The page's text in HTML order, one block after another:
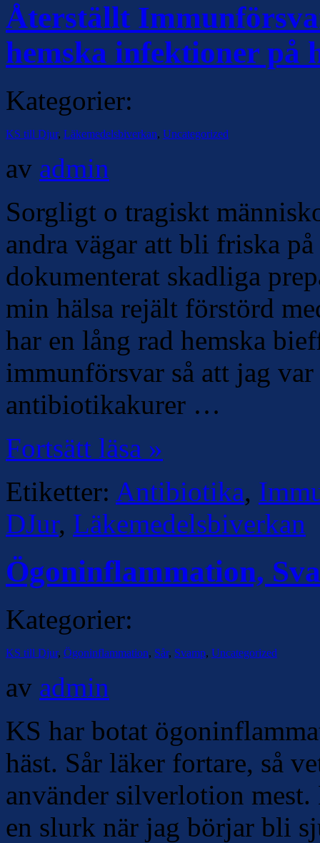
Återställt
hemska infektioner på
Kategorier:
KS till Djur, Läkemedelsbiverkan, Uncategorized
av admin
Sorgligt o tragiskt
andra vägar att bli friska
dokumenterat skadliga
min hälsa rejält förstörd
har en lång rad hemska
immunförsvar så att jag
antibiotikakurer …
Fortsätt läsa »
Etiketter: Antibiotika,
DJur, Läkemedelsbiverkan
Ögoninflammation,
Kategorier:
KS till Djur, Ögoninflammation, Sår, Svamp, Uncategorized
av admin
KS har botat
häst. Sår läker fortare, så
använder silverlotion
en slurk när jag börjar bli